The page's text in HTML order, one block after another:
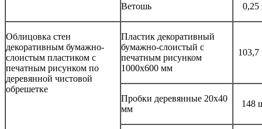
Ветошь 0,25
Облицовка стен
декоративным бумажно-
слоистым пластиком с
печатным рисунком по
деревянной чистовой
обрешетке
Пластик декоративный
бумажно-слоистый с
печатным рисунком
1000x600 мм
Пробки деревянные 20x40
мм
148